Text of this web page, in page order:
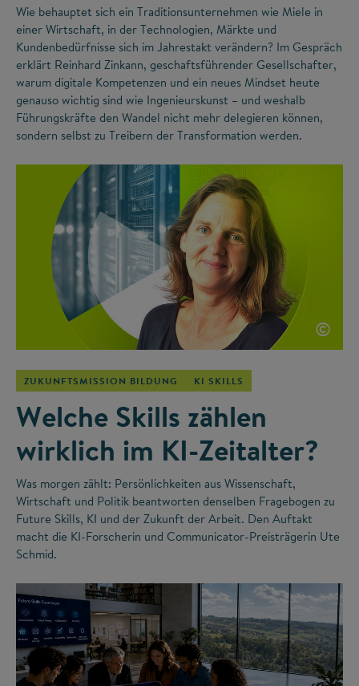
Wie behauptet sich ein Traditionsunternehmen wie Miele in
einer Wirtschaft, in der Technologien, Märkte und
Kundenbedürfnisse sich im Jahrestakt verändern? Im Gespräch
erklärt Reinhard Zinkann, geschaftsführender Gesellschafter,
warum digitale Kompetenzen und ein neues Mindset heute
genauso wichtig sind wie Ingenieurskunst – und weshalb
Führungskräfte den Wandel nicht mehr delegieren können,
sondern selbst zu Treibern der Transformation werden.
©
ZUKUNFTSMISSION BILDUNG KI SKILLS
Welche Skills zählen
wirklich im KI-Zeitalter?
Was morgen zählt: Persönlichkeiten aus Wissenschaft,
Wirtschaft und Politik beantworten denselben Fragebogen zu
Future Skills, KI und der Zukunft der Arbeit. Den Auftakt
macht die KI-Forscherin und Communicator-Preisträgerin Ute
Schmid.